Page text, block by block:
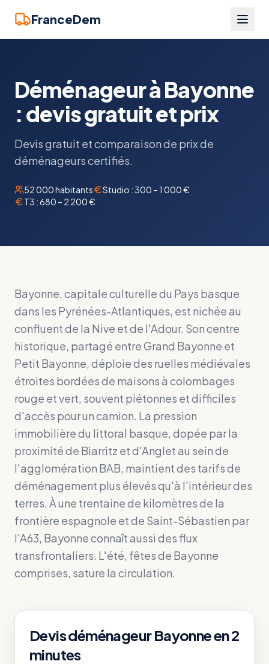
FranceDem
Déménageur à Bayonne
: devis gratuit et prix
Devis gratuit et comparaison de prix de
déménageurs certifiés.
52 000habitants Studio :300 – 1 000 €
T3 :680 – 2 200 €
Bayonne, capitale culturelle du Pays basque
dans les Pyrénées-Atlantiques, est nichée au
confluent de la Nive et de l'Adour. Son centre
historique, partagé entre Grand Bayonne et
Petit Bayonne, déploie des ruelles médiévales
étroites bordées de maisons à colombages
rouge et vert, souvent piétonnes et difficiles
d'accès pour un camion. La pression
immobilière du littoral basque, dopée par la
proximité de Biarritz et d'Anglet au sein de
l'agglomération BAB, maintient des tarifs de
déménagement plus élevés qu'à l'intérieur des
terres. À une trentaine de kilomètres de la
frontière espagnole et de Saint-Sébastien par
l'A63, Bayonne connaît aussi des flux
transfrontaliers. L'été, fêtes de Bayonne
comprises, sature la circulation.
Devis déménageurBayonneen 2
minutes